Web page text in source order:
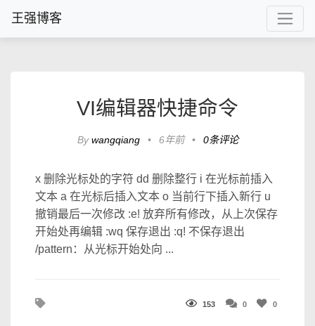
王强博客
VI编辑器快捷命令
Bywangqiang • 6年前 • 0条评论
x 删除光标处的字符 dd 删除整行 i 在光标前插入
文本 a 在光标后插入文本 o 当前行下插入新行 u
撤销最后一次修改 :e! 放弃所有修改，从上次保存
开始处再编辑 :wq 保存退出 :q! 不保存退出
/pattern：从光标开始处向 ...
153 0 0